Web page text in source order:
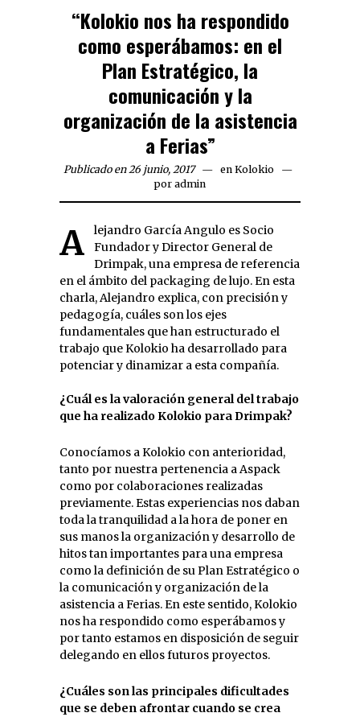
“Kolokio nos ha respondido
como esperábamos: en el
Plan Estratégico, la
comunicación y la
organización de la asistencia
a Ferias”
Publicado en 26 junio, 2017 en Kolokio
por admin
Alejandro García Angulo es Socio
Fundador y Director General de
Drimpak, una empresa de referencia
en el ámbito del packaging de lujo. En esta
charla, Alejandro explica, con precisión y
pedagogía, cuáles son los ejes
fundamentales que han estructurado el
trabajo que Kolokio ha desarrollado para
potenciar y dinamizar a esta compañía.
¿Cuál es la valoración general del trabajo
que ha realizado Kolokio para Drimpak?
Conocíamos a Kolokio con anterioridad,
tanto por nuestra pertenencia a Aspack
como por colaboraciones realizadas
previamente. Estas experiencias nos daban
toda la tranquilidad a la hora de poner en
sus manos la organización y desarrollo de
hitos tan importantes para una empresa
como la definición de su Plan Estratégico o
la comunicación y organización de la
asistencia a Ferias. En este sentido, Kolokio
nos ha respondido como esperábamos y
por tanto estamos en disposición de seguir
delegando en ellos futuros proyectos.
¿Cuáles son las principales dificultades
que se deben afrontar cuando se crea